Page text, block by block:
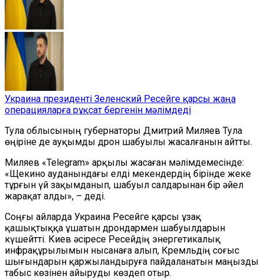
Украина президенті Зеленский Ресейге қарсы жаңа
операцияларға рұқсат бергенін мәлімдеді
Тула облысының губернаторы Дмитрий Миляев Тула
өңіріне де ауқымды дрон шабуылы жасалғанын айтты.
Миляев «Telegram» арқылы жасаған мәлімдемесінде:
«Щекино ауданындағы елді мекендердің бірінде жеке
тұрғын үй зақымданып, шабуыл салдарынан бір әйел
жарақат алды», – деді.
Соңғы айларда Украина Ресейге қарсы ұзақ
қашықтыққа ұшатын дрондармен шабуылдарын
күшейтті. Киев әсіресе Ресейдің энергетикалық
инфрақұрылымын нысанаға алып, Кремльдің соғыс
шығындарын қаржыландыруға пайдаланатын маңызды
табыс көзінен айыруды көздеп отыр.